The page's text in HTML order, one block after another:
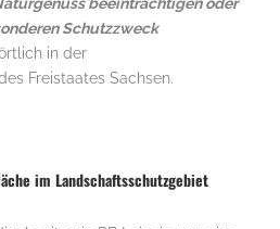
Schutzzweck
in der
Freistaates Sachsen.
im Landschaftsschutzgebiet